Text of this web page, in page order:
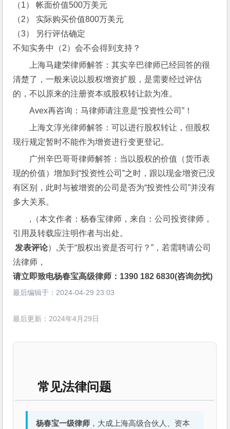
（1） 帐面价值500万美元
（2） 实际购买价值800万美元
（3） 另行评估确定
不知实务中（2）会不会得到支持？
上海马建荣律师解答：其实辛巴律师已经回答的很
清楚了，一般来说以股权增资扩股，是需要经过评估
的，不以原来的注册资本或股权转让款为准。
Avex再咨询：马律师请注意是“投资性公司”！
上海文淳光律师解答：可以进行股权转让，但股权
现行规定暂时不能作为增资进行变更登记。
广州辛巴哥哥律师解答：当以股权的价值（货币表
现的价值）增加到“投资性公司”之时，跟以现金增资已没
有区别，此时与被增资的公司是否为“投资性公司”并没有
多大关系。
,（本文作者：杨春宝律师，来自：公司投资律师，
引用及转载应注明作者与出处。
发表评论）,关于“股权出资是否可行？”，若需聘请公司
法律师，
请立即致电杨春宝高级律师：1390 182 6830(咨询勿扰)
最后编辑于： 2024-04-29 23:03
最后更新：2024年4月29日
常见法律问题
杨春宝一级律师 ，大成上海高级合伙人、资本